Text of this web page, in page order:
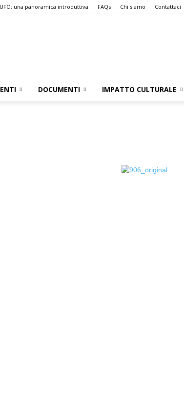
UFO: una panoramica introduttiva FAQs Chi siamo Contattaci
DOCUMENTI IMPATTO CULTURALE